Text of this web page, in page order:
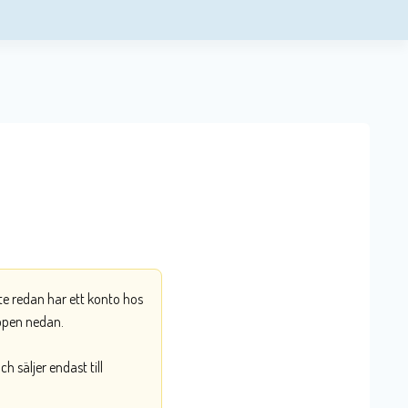
redan har ett konto hos
nedan.
säljer endast till